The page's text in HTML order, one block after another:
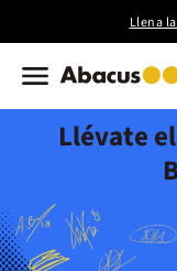
Llena
Llévate